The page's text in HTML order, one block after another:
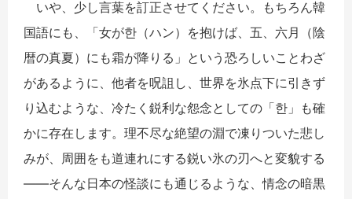
いや、少し言葉を訂正させてください。もちろん韓
国語にも、「女が한 （ハン）を抱けば、五、六月（陰
暦の真夏）にも霜が降りる」という恐ろしいことわざ
があるように、他者を呪詛し、世界を氷点下に引きず
り込むような、冷たく鋭利な怨念としての「한 」も確
かに存在します。理不尽な絶望の淵で凍りついた悲し
みが、周囲をも道連れにする鋭い氷の刃へと変貌する
――そんな日本の怪談にも通じるような、情念の暗黒